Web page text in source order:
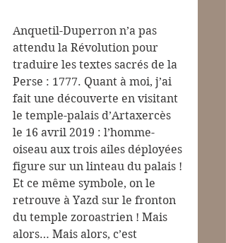
Anquetil-Duperron n’a pas
attendu la Révolution pour
traduire les textes sacrés de la
Perse : 1777. Quant à moi, j’ai
fait une découverte en visitant
le temple-palais d’Artaxercès
le 16 avril 2019 : l’homme-
oiseau aux trois ailes déployées
figure sur un linteau du palais !
Et ce même symbole, on le
retrouve à Yazd sur le fronton
du temple zoroastrien ! Mais
alors… Mais alors, c’est